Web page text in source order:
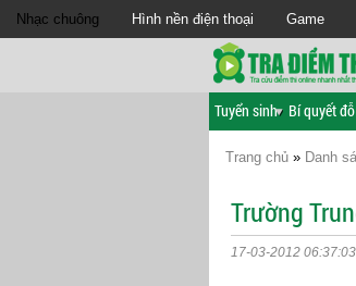
Nhạc chuông Hình nền điện thoại Game
Tuyển sinh Bí quyết
Trang chủ » Danh
Trường
17-03-2012 06:37:03